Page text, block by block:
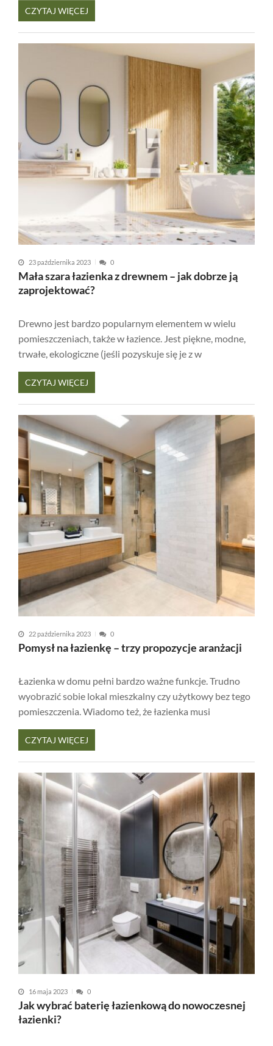
CZYTAJ WIĘCEJ
23 października 2023 0
Mała szara łazienka z drewnem – jak dobrze ją
zaprojektować?
Drewno jest bardzo popularnym elementem w wielu
pomieszczeniach, także w łazience. Jest piękne, modne,
trwałe, ekologiczne (jeśli pozyskuje się je z w
CZYTAJ WIĘCEJ
22 października 2023 0
Pomysł na łazienkę – trzy propozycje aranżacji
Łazienka w domu pełni bardzo ważne funkcje. Trudno
wyobrazić sobie lokal mieszkalny czy użytkowy bez tego
pomieszczenia. Wiadomo też, że łazienka musi
CZYTAJ WIĘCEJ
16 maja 2023 0
Jak wybrać baterię łazienkową do nowoczesnej
łazienki?